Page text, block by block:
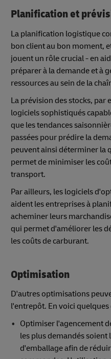
Planification et
La planification logistique
bon client au bon moment,
jouent un rôle crucial - en
préparer à la demande et à
ressources au sein de la
La prévision des stocks, par
logiciels sophistiqués
que les tendances
passées pour prédire la
peuvent ainsi déterminer la
permet de minimiser les
transport.
Par ailleurs, les logiciels
aident les entreprises à
acheminer leurs
qui permet d'améliorer les
les coûts de carburant.
Optimisation
D'autres optimisations
l'entrepôt. En voici quelques
Optimiser l'agencement
les plus demandés soient
d'emballage afin de